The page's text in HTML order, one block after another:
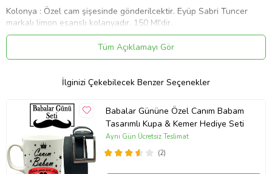
Kolonya : Özel cam şişesinde gönderilcektir. Eyüp Sabri Tuncer
markalı limon esanslı kolanyadır. 150 Ml'dir.
Ürün Kodu:
Tüm Açıklamayı Gör
İlginizi Çekebilecek Benzer Seçenekler
Babalar Gününe Özel Canım Babam
Tasarımlı Kupa & Kemer Hediye Seti
(2)
Aynı Gün Ücretsiz Teslimat